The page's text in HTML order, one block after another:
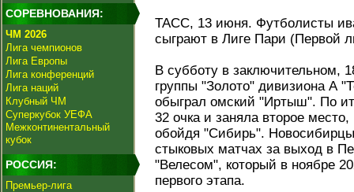
СОРЕВНОВАНИЯ:
ЧМ 2026
Лига чемпионов
Лига Европы
Лига конференций
Лига наций
Клубный ЧМ
Суперкубок УЕФА
Межконтинентальный
кубок
РОССИЯ:
Премьер-лига
ТАСС, 13 июня. Футболисты
сыграют в Лиге Пари (Первой
В субботу в заключительном,
группы "Золото" дивизиона А
обыграл омский "Иртыш". По
32 очка и заняла второе
обойдя "Сибирь".
стыковых матчах за выход в
"Велесом", который в ноябре
первого этапа.